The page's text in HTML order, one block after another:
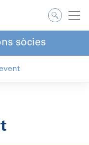
sòcies